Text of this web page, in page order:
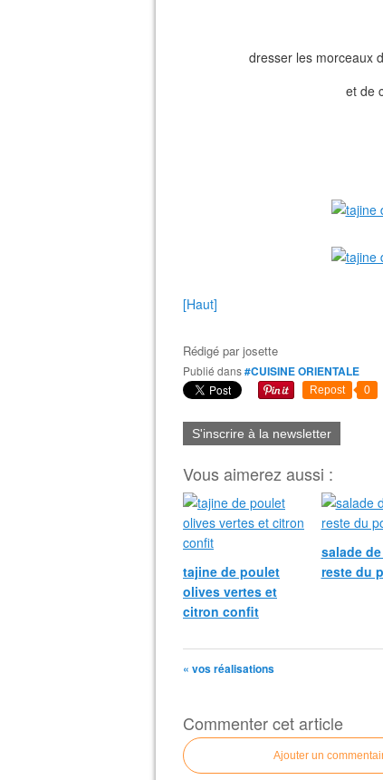
dresser les morceaux
et de
[Haut]
Rédigé parjosette
Publié dans#CUISINE ORIENTALE
Repost 0
S'inscrire à la newsletter
Vous aimerez aussi :
tajine de poulet
olives vertes et
citron confit
salade
reste du
« vos réalisations
Commenter cet article
Ajouter un